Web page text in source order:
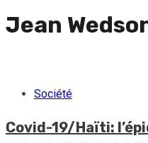
Jean
Société
Covid-19/Haïti: